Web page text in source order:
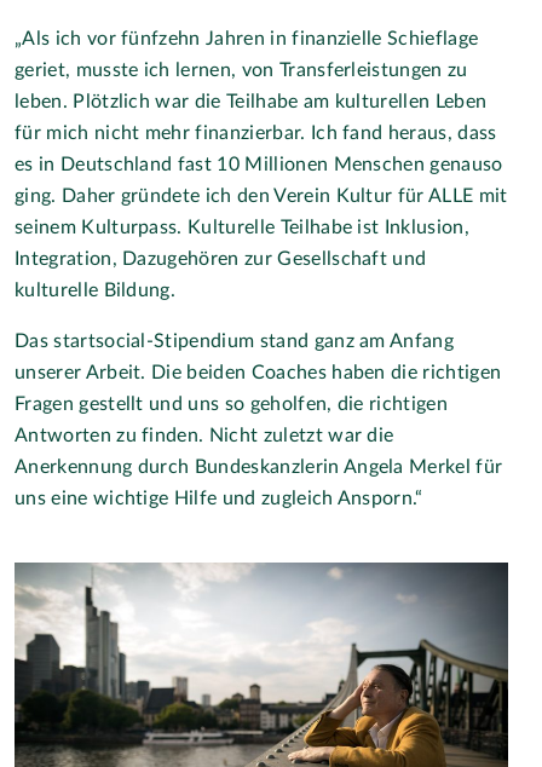
„Als ich vor fünfzehn Jahren in finanzielle Schieflage
geriet, musste ich lernen, von Transferleistungen zu
leben. Plötzlich war die Teilhabe am kulturellen Leben
für mich nicht mehr finanzierbar. Ich fand heraus, dass
es in Deutschland fast 10 Millionen Menschen genauso
ging. Daher gründete ich den Verein Kultur für ALLE mit
seinem Kulturpass. Kulturelle Teilhabe ist Inklusion,
Integration, Dazugehören zur Gesellschaft und
kulturelle Bildung.
Das startsocial-Stipendium stand ganz am Anfang
unserer Arbeit. Die beiden Coaches haben die richtigen
Fragen gestellt und uns so geholfen, die richtigen
Antworten zu finden. Nicht zuletzt war die
Anerkennung durch Bundeskanzlerin Angela Merkel für
uns eine wichtige Hilfe und zugleich Ansporn.“